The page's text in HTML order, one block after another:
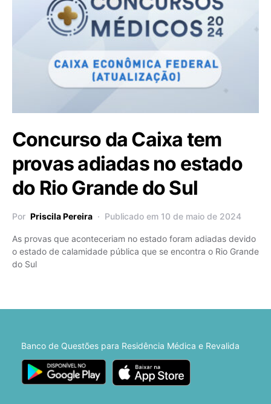
Concurso da Caixa tem
provas adiadas no estado
do Rio Grande do Sul
Por Priscila Pereira Publicado em 10 de maio de 2024
As provas que aconteceriam no estado foram adiadas devido
o estado de calamidade pública que se encontra o Rio Grande
do Sul
Banco de Questões para Residência Médica e Revalida